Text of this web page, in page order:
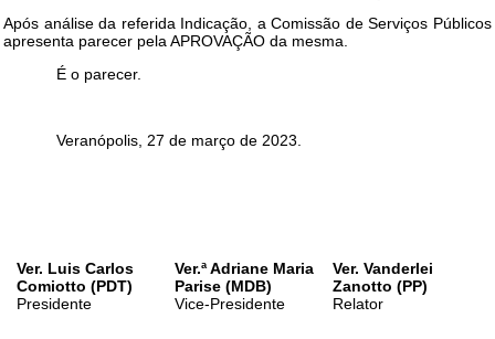
Após análise da referida Indicação, a Comissão de Serviços Públicos
apresenta parecer pela APROVAÇÃO da mesma.
É o parecer.
Veranópolis, 27 de março de 2023.
Ver. Luis Carlos
Comiotto (PDT)
Presidente
Ver.ª Adriane Maria
Parise (MDB)
Vice-Presidente
Ver. Vanderlei
Zanotto (PP)
Relator